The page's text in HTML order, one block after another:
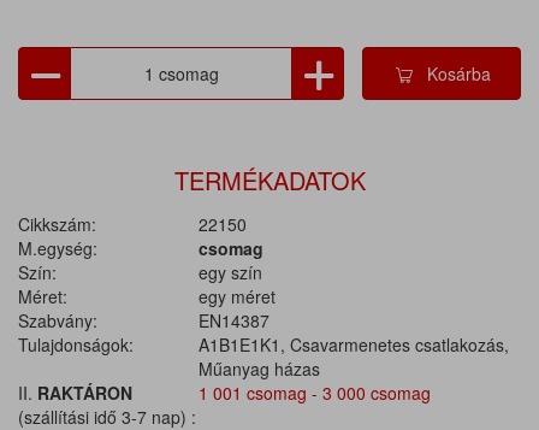
Kosárba
TERMÉKADATOK
Cikkszám:
22150
M.egység:
csomag
Szín:
egy szín
Méret:
egy méret
Szabvány:
EN14387
Tulajdonságok:
A1B1E1K1, Csavarmenetes csatlakozás,
Műanyag házas
II. RAKTÁRON
(szállítási idő 3-7 nap) :
1 001 csomag - 3 000 csomag